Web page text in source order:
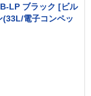
LP ブラック [ビル
(33L/電子コンペッ